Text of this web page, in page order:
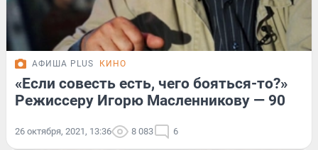
АФИША PLUS КИНО
«Если совесть есть, чего бояться-то?»
Режиссеру Игорю Масленникову — 90
26 октября, 2021, 13:36 8 083 6